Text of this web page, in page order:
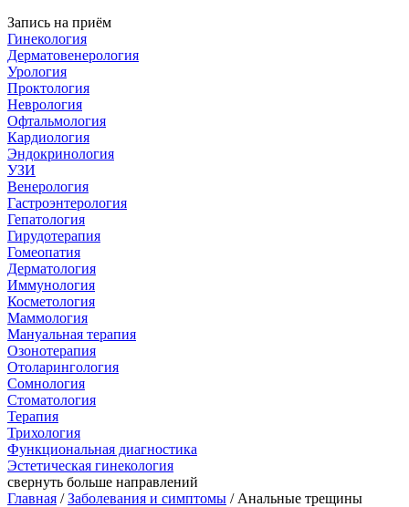
Запись на приём
Гинекология
Дерматовенерология
Урология
Проктология
Неврология
Офтальмология
Кардиология
Эндокринология
УЗИ
Венерология
Гастроэнтерология
Гепатология
Гирудотерапия
Гомеопатия
Дерматология
Иммунология
Косметология
Маммология
Мануальная терапия
Озонотерапия
Отоларингология
Сомнология
Стоматология
Терапия
Трихология
Функциональная диагностика
Эстетическая гинекология
свернуть больше направлений
Главная /Заболевания и симптомы / Анальные трещины